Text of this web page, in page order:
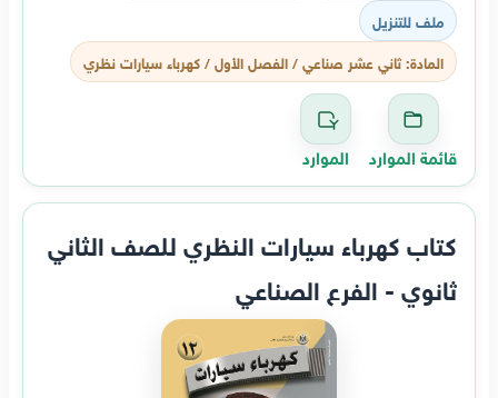
ملف للتنزيل
المادة: ثاني عشر صناعي / الفصل الأول / كهرباء سيارات نظري
قائمة الموارد الموارد
كتاب كهرباء سيارات النظري للصف الثاني
ثانوي - الفرع الصناعي